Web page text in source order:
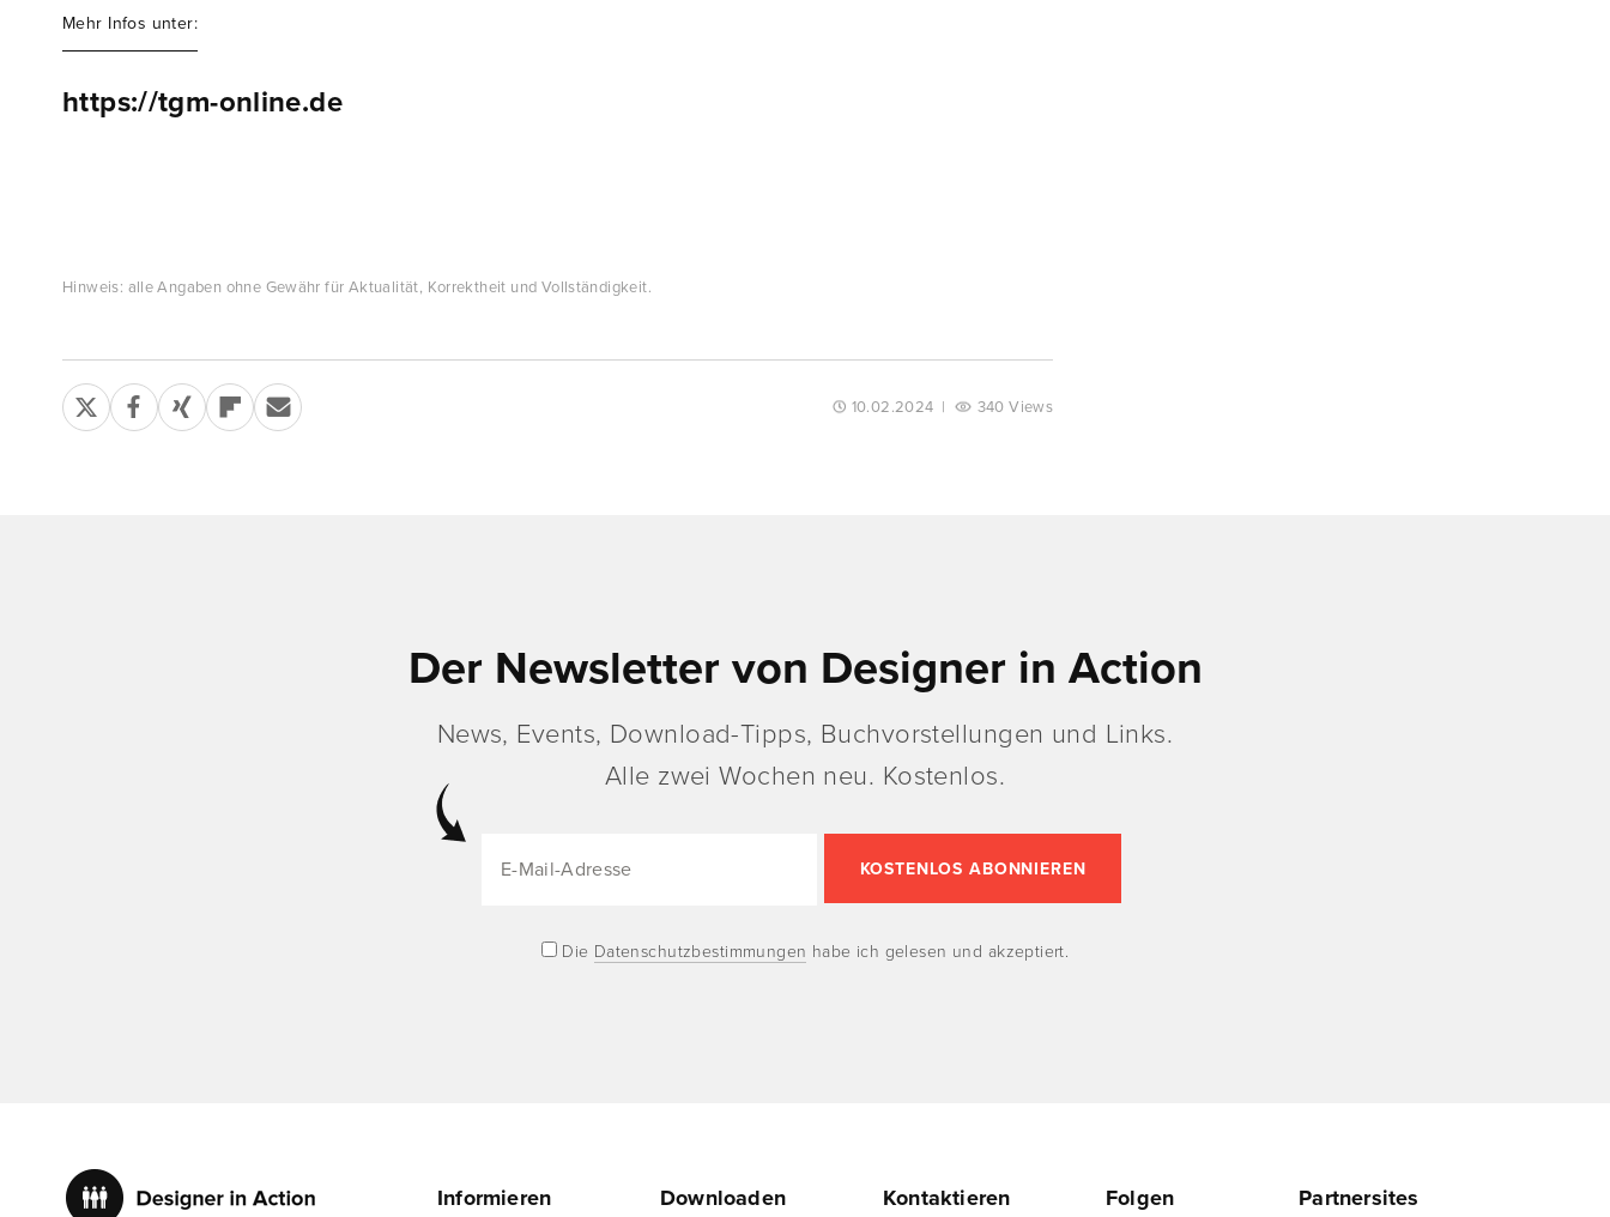
Mehr Infos unter:
https://tgm-online.de
Hinweis: alle Angaben ohne Gewähr für Aktualität, Korrektheit und Vollständigkeit.
10.02.2024 | 340 Views
Der Newsletter von Designer in Action
News, Events, Download-Tipps, Buchvorstellungen und Links.
Alle zwei Wochen neu. Kostenlos.
Die Datenschutzbestimmungen habe ich gelesen und akzeptiert.
Informieren Downloaden Kontaktieren Folgen Partnersites